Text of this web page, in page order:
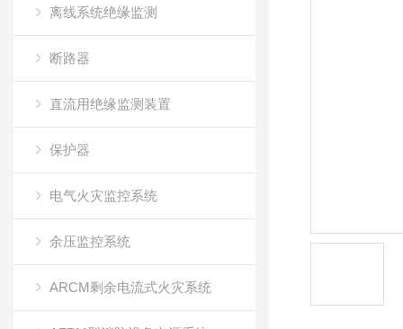
离线系统绝缘监测
断路器
直流用绝缘监测装置
保护器
电气火灾监控系统
余压监控系统
ARCM剩余电流式火灾系统